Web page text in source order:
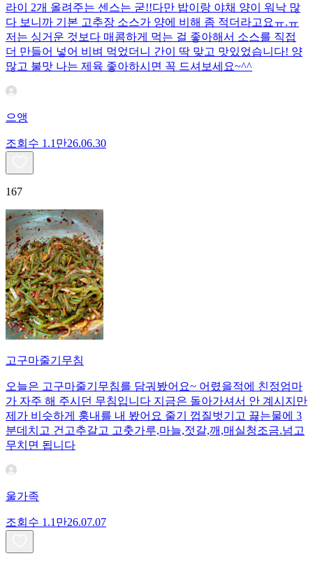
라이 2개 올려주는 센스는 굳!! ​다만 밥이랑 야채 양이 워낙 많
다 보니까 기본 고추장 소스가 양에 비해 좀 적더라고요ㅠ.ㅠ
저는 싱거운 것보다 매콤하게 먹는 걸 좋아해서 소스를 직접
더 만들어 넣어 비벼 먹었더니 간이 딱 맞고 맛있었습니다! 양
많고 불맛 나는 제육 좋아하시면 꼭 드셔보세요~^^
으앵
조회수 1.1만26.06.30
167
고구마줄기무침
오늘은 고구마줄기무침를 담궈봤어요~ 어렸을적에 친정엄마
가 자주 해 주시던 무침입니다 지금은 돌아가셔서 안 계시지만
제가 비슷하게 훙내를 내 봤어요 줄기 껍질벗기고 끓는물에 3
분데치고 건고추갈고 고춧가루,마늘,젓갈,깨,매실청조금.넘고
무치면 됩니다
울가족
조회수 1.1만26.07.07